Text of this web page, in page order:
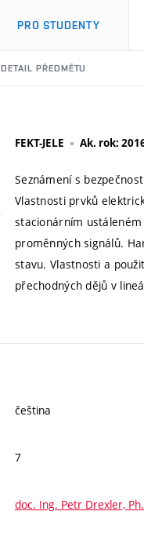
PRO STUDENTY
DETAIL PŘEDMĚTU
FEKT-JELE Ak. rok:
Seznámení s
Vlastnosti prvků
stacionárním
proměnných signálů.
stavu. Vlastnosti a
přechodných dějů v
čeština
7
doc. Ing. Petr Drexler,